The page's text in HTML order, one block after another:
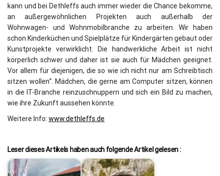
kann und bei Dethleffs auch immer wieder die Chance bekomme,
an außergewöhnlichen Projekten auch außerhalb der
Wohnwagen- und Wohnmobilbranche zu arbeiten. Wir haben
schon Kinderküchen und Spielplätze für Kindergärten gebaut oder
Kunstprojekte verwirklicht. Die handwerkliche Arbeit ist nicht
körperlich schwer und daher ist sie auch für Mädchen geeignet.
Vor allem für diejenigen, die so wie ich nicht nur am Schreibtisch
sitzen wollen“. Mädchen, die gerne am Computer sitzen, können
in die IT-Branche reinzuschnuppern und sich ein Bild zu machen,
wie ihre Zukunft aussehen könnte.
Weitere Info: www.dethleffs.de
Leser dieses Artikels haben auch folgende Artikel gelesen :